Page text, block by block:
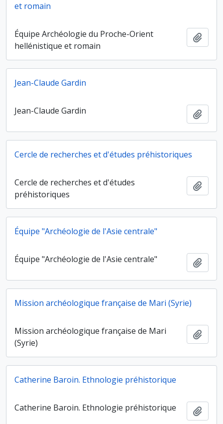
et romain
Équipe Archéologie du Proche-Orient
hellénistique et romain
Jean-Claude Gardin
Jean-Claude Gardin
Cercle de recherches et d'études préhistoriques
Cercle de recherches et d'études
préhistoriques
Équipe "Archéologie de l'Asie centrale"
Équipe "Archéologie de l'Asie centrale"
Mission archéologique française de Mari (Syrie)
Mission archéologique française de Mari
(Syrie)
Catherine Baroin. Ethnologie préhistorique
Catherine Baroin. Ethnologie préhistorique